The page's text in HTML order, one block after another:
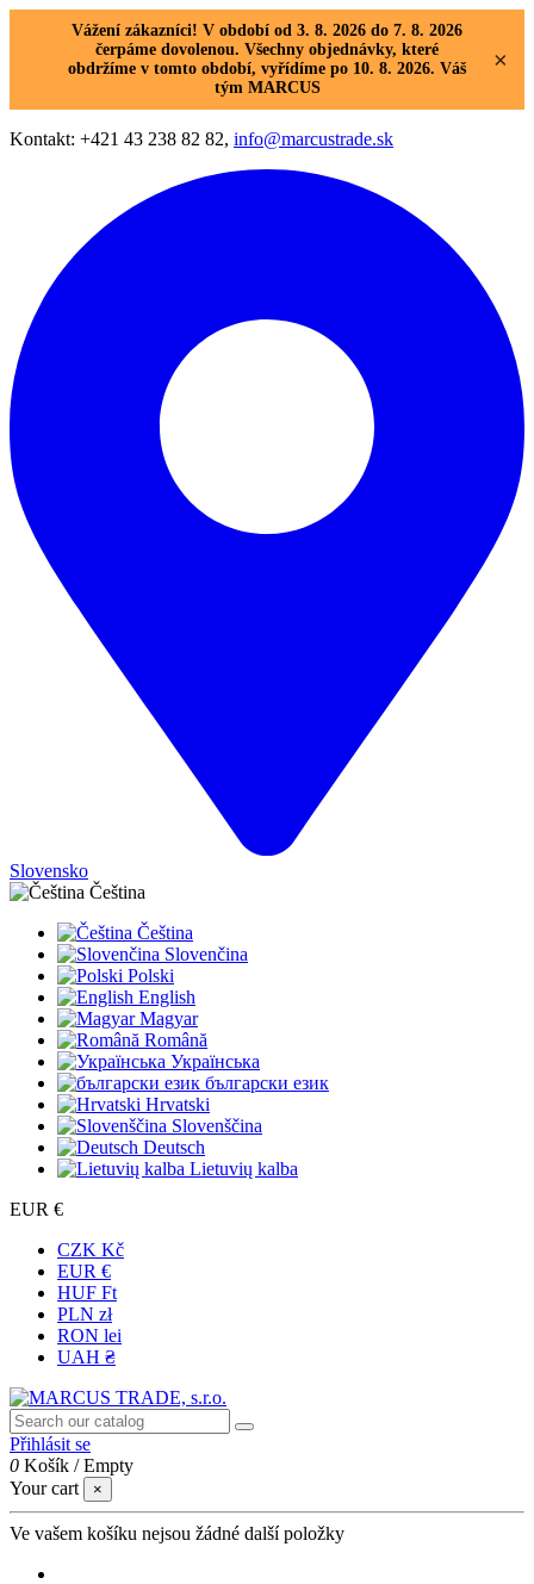
Vážení zákazníci! V období od 3. 8. 2026 do 7. 8. 2026
čerpáme dovolenou. Všechny objednávky, které
obdržíme v tomto období, vyřídíme po 10. 8. 2026. Váš
tým MARCUS
×
Kontakt: +421 43 238 82 82, info@marcustrade.sk
Slovensko
Čeština
Čeština
Slovenčina
Polski
English
Magyar
Română
Українська
български език
Hrvatski
Slovenščina
Deutsch
Lietuvių kalba
EUR €
CZK Kč
EUR €
HUF Ft
PLN zł
RON lei
UAH ₴
Přihlásit se
0 Košík /Empty
Your cart
×
Ve vašem košíku nejsou žádné další položky